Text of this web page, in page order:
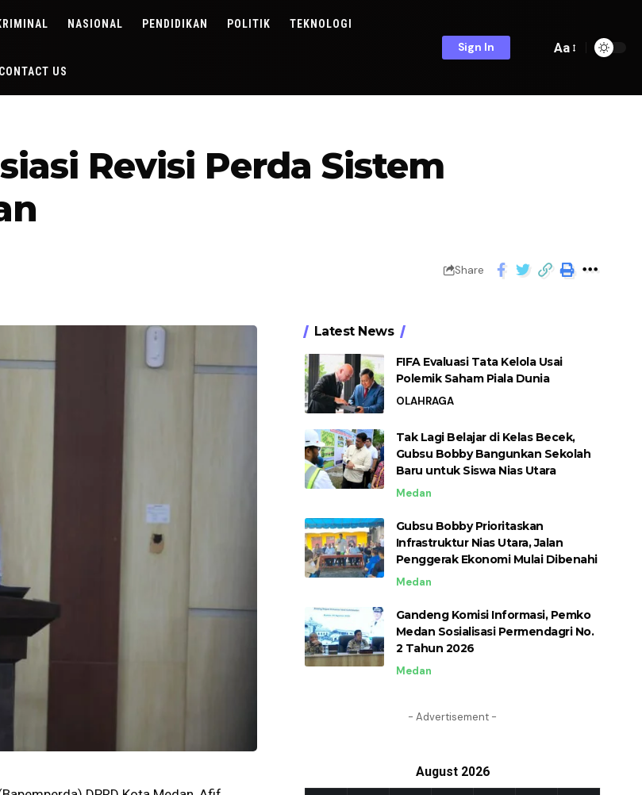
NASIONAL PENDIDIKAN POLITIK TEKNOLOGI
CONTACT US
Sign In Aa
Revisi Perda Sistem
Share
Latest News
FIFA Evaluasi Tata Kelola Usai
Polemik Saham Piala Dunia
OLAHRAGA
Tak Lagi Belajar di Kelas Becek,
Gubsu Bobby Bangunkan Sekolah
Baru untuk Siswa Nias Utara
Medan
Gubsu Bobby Prioritaskan
Infrastruktur Nias Utara, Jalan
Penggerak Ekonomi Mulai Dibenahi
Medan
Gandeng Komisi Informasi, Pemko
Medan Sosialisasi Permendagri No.
2 Tahun 2026
Medan
- Advertisement -
August 2026